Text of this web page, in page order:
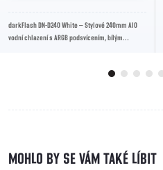
darkFlash DN-D240 White – Stylové 240mm AIO
vodní chlazení s ARGB podsvícením, bílým